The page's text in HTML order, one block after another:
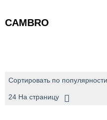
CAMBRO
Сортировать по
24 На страницу